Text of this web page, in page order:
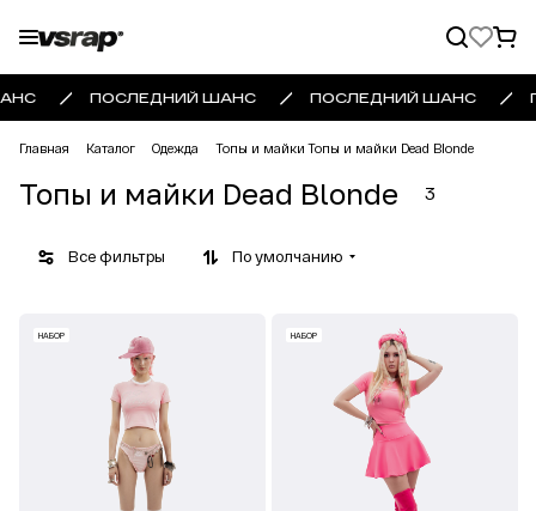
ПОСЛЕДНИЙ ШАНС ПОСЛЕДНИЙ ШАНС
Главная Каталог Одежда Топы и майки Топы и майки Dead Blonde
Топы и майки Dead Blonde 3
Все фильтры По умолчанию
НАБОР НАБОР